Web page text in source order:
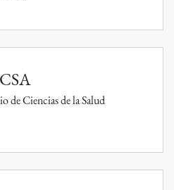
de Ciencias de la Salud